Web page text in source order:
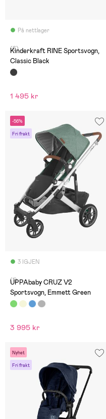
På nettlager
(6)
Kinderkraft RINE Sportsvogn,
Classic Black
1 495 kr
-56%
Fri frakt
3 IGJEN
(1)
UPPAbaby CRUZ V2
Sportsvogn, Emmett Green
3 995 kr
Nyhet
Fri frakt